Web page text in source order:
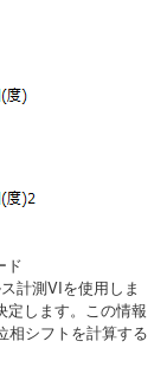
ド
計測VIを使用しま
定します。この情報
相シフトを計算する